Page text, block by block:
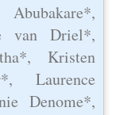
van Driel*,
Kristen
Laurence
Denome*,